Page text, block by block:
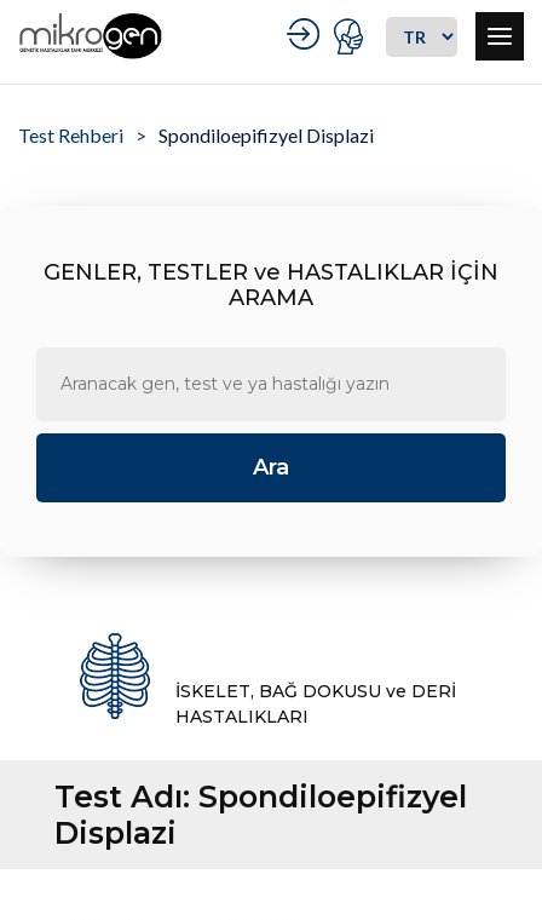
Test Rehberi Spondiloepifizyel Displazi
GENLER, TESTLER ve HASTALIKLAR İÇİN
ARAMA
İSKELET, BAĞ DOKUSU ve DERİ
HASTALIKLARI
Test Adı: Spondiloepifizyel
Displazi